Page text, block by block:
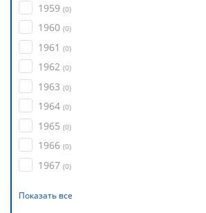
1959 (0)
1960 (0)
1961 (0)
1962 (0)
1963 (0)
1964 (0)
1965 (0)
1966 (0)
1967 (0)
Показать все